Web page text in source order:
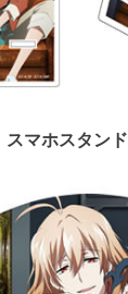
スマホスタンド